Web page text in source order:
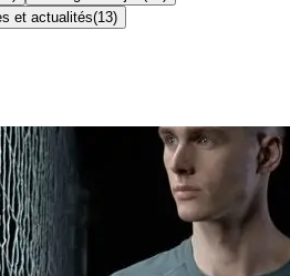
et actualités(13)